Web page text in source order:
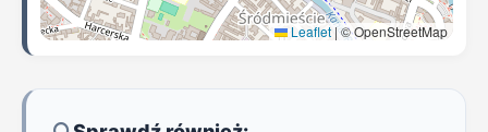
Leaflet|© OpenStreetMap